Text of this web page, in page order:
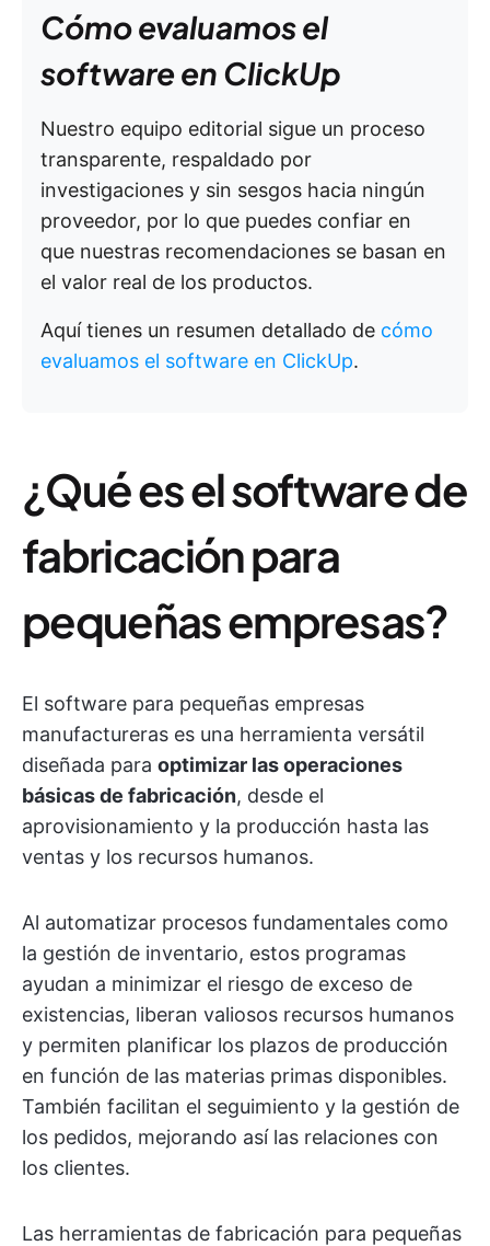
Cómo evaluamos el
software en ClickUp
Nuestro equipo editorial sigue un proceso
transparente, respaldado por
investigaciones y sin sesgos hacia ningún
proveedor, por lo que puedes confiar en
que nuestras recomendaciones se basan en
el valor real de los productos.
Aquí tienes un resumen detallado de cómo
evaluamos el software en ClickUp.
¿Qué es el software de
fabricación para
pequeñas empresas?
El software para pequeñas empresas
manufactureras es una herramienta versátil
diseñada para optimizar las operaciones
básicas de fabricación, desde el
aprovisionamiento y la producción hasta las
ventas y los recursos humanos.
Al automatizar procesos fundamentales como
la gestión de inventario, estos programas
ayudan a minimizar el riesgo de exceso de
existencias, liberan valiosos recursos humanos
y permiten planificar los plazos de producción
en función de las materias primas disponibles.
También facilitan el seguimiento y la gestión de
los pedidos, mejorando así las relaciones con
los clientes.
Las herramientas de fabricación para pequeñas